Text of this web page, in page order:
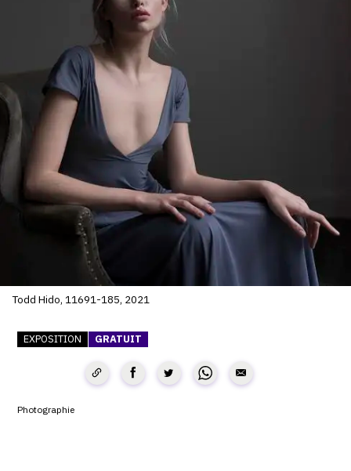
SERVICES
CRÉER SON CATALOGUE RAISONNÉ
ABONNEMENTS DÉDIÉS AUX GALERISTES
CRÉER SON SITE ARTISTE
CRÉER SON CATALOGUE D'EXPO
PUBLIER SES EXPOSITIONS
DEVENIR CONTRIBUTEUR
À PROPOS
À PROPOS D'OAM
CONTACT
Todd Hido, 11691-185, 2021
EXPOSITION GRATUIT
Photographie